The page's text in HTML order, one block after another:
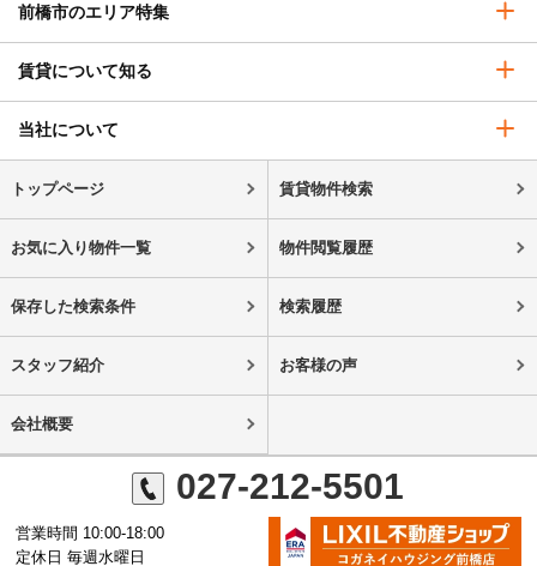
前橋市のエリア特集
賃貸について知る
当社について
トップページ 賃貸物件検索
お気に入り物件一覧 物件閲覧履歴
保存した検索条件 検索履歴
スタッフ紹介 お客様の声
会社概要
027-212-5501
営業時間 10:00-18:00
定休日 毎週水曜日